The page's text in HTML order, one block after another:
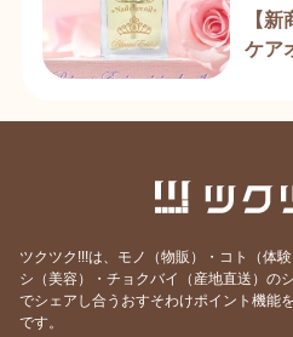
【
ケア
ツクツク!!!は、モノ（物販）・コト（体
シ（美容）・チョクバイ（産地直送）の
でシェアし合うおすそわけポイント機能
です。